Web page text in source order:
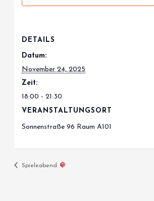
DETAILS
Datum:
November 24, 2025
Zeit:
18:00 - 21:30
VERANSTALTUNGSORT
Sonnenstraße 96 Raum A101
Spieleabend